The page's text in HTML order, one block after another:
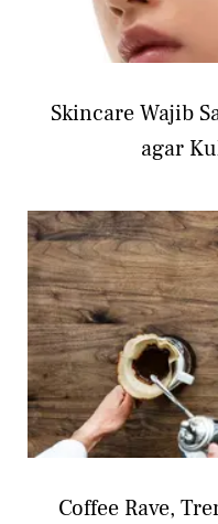
Skincare Wajib
agar
Coffee Rave,